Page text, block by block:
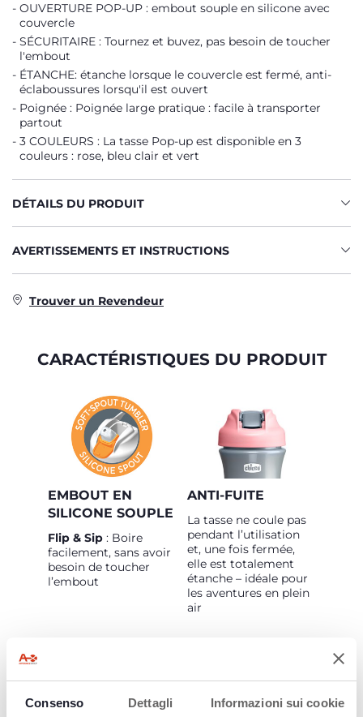
Consenso Dettagli Informazioni sui cookie
OUVERTURE POP-UP : embout souple en silicone avec
couvercle
SÉCURITAIRE : Tournez et buvez, pas besoin de toucher
l'embout
ÉTANCHE: étanche lorsque le couvercle est fermé, anti-
éclaboussures lorsqu'il est ouvert
Poignée : Poignée large pratique : facile à transporter
partout
3 COULEURS : La tasse Pop-up est disponible en 3
couleurs : rose, bleu clair et vert
DÉTAILS DU PRODUIT
AVERTISSEMENTS ET INSTRUCTIONS
Trouver un Revendeur
CARACTÉRISTIQUES DU PRODUIT
EMBOUT EN
SILICONE SOUPLE
Flip & Sip : Boire
facilement, sans avoir
besoin de toucher
l’embout
ANTI-FUITE
La tasse ne coule pas
pendant l’utilisation
et, une fois fermée,
elle est totalement
étanche – idéale pour
les aventures en plein
air